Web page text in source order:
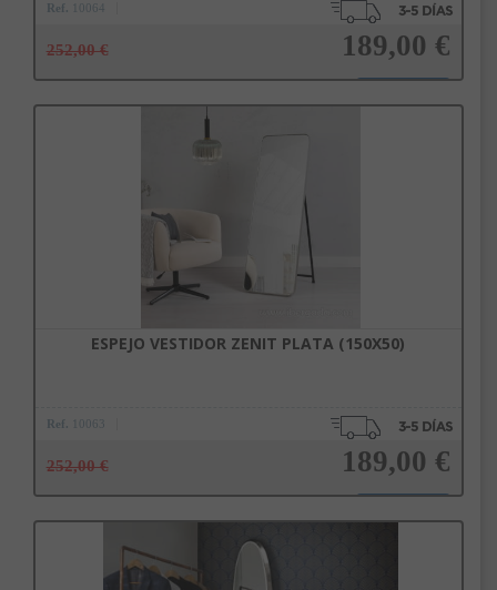
Ref. 10064
252,00 € 189,00 €
Añadir a la cesta
ESPEJO VESTIDOR ZENIT PLATA (150X50)
Ref. 10063
252,00 € 189,00 €
Añadir a la cesta